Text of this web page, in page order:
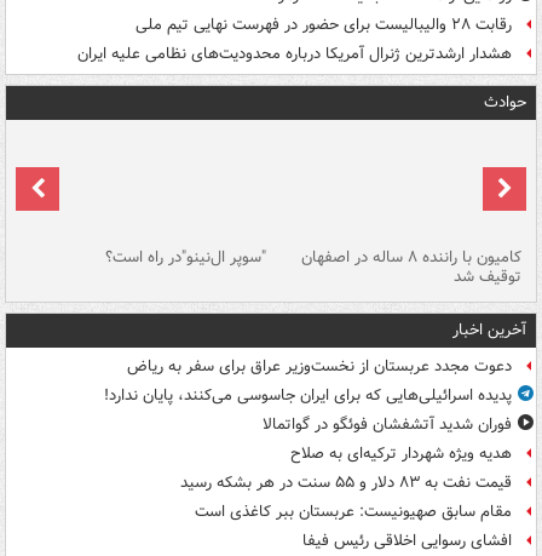
رقابت ۲۸ والیبالیست برای حضور در فهرست نهایی تیم ملی
هشدار ارشدترین ژنرال آمریکا درباره محدودیت‌های نظامی علیه ایران
حوادث
کامیون با راننده ۸ ساله در اصفهان
توقیف شد
"سوپر ال‌نینو"در راه است؟
آخرین اخبار
دعوت مجدد عربستان از نخست‌وزیر عراق برای سفر به ریاض
پدیده اسرائیلی‌هایی که برای ایران جاسوسی می‌کنند، پایان ندارد!
فوران شدید آتشفشان فوئگو در گواتمالا
هدیه ویژه شهردار ترکیه‌ای به صلاح
قیمت نفت به ۸۳ دلار و ۵۵ سنت در هر بشکه رسید
مقام سابق صهیونیست: عربستان ببر کاغذی است
افشای رسوایی اخلاقی رئیس فیفا